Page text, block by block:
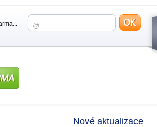
Nové aktualizace